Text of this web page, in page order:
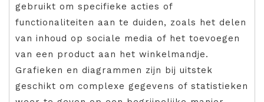
gebruikt om specifieke acties of
functionaliteiten aan te duiden, zoals het delen
van inhoud op sociale media of het toevoegen
van een product aan het winkelmandje.
Grafieken en diagrammen zijn bij uitstek
geschikt om complexe gegevens of statistieken